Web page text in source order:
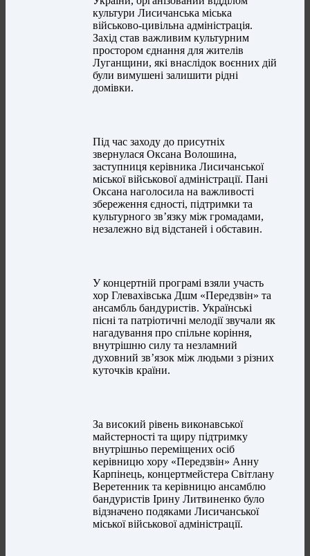
культури Лисичанська міська
військово-цивільна адміністрація.
Захід став важливим культурним
простором єднання для жителів
Луганщини, які внаслідок воєнних дій
були вимушені залишити рідні
домівки.
Під час заходу до присутніх
звернулася Оксана Волошина,
заступниця керівника Лисичанської
міської військової адміністрації. Пані
Оксана наголосила на важливості
збереження єдності, підтримки та
культурного зв’язку між громадами,
незалежно від відстаней і обставин.
У концертній програмі взяли участь
хор Глевахівська Дшм «Передзвін» та
ансамбль бандуристів. Українські
пісні та патріотичні мелодії звучали як
нагадування про спільне коріння,
внутрішню силу та незламний
духовний зв’язок між людьми з різних
куточків країни.
За високий рівень виконавської
майстерності та щиру підтримку
внутрішньо переміщених осіб
керівницю хору «Передзвін» Анну
Карпінець, концертмейстера Світлану
Веретенник та керівницю ансамблю
бандуристів Ірину Литвиненко було
відзначено подяками Лисичанської
міської військової адміністрації.